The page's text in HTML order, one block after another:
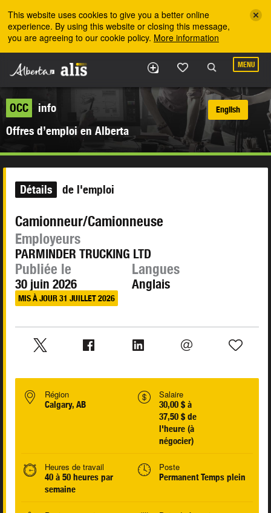
This website uses cookies to give you a better online
experience. By using this website or closing this message,
you are agreeing to our cookie policy. More information
MENU
OCC
info
Offres d’emploi en Alberta
English
Détails de l'emploi
Camionneur/Camionneuse
Employeurs
PARMINDER TRUCKING LTD
Publiée le
30 juin 2026
MIS À JOUR 31 JUILLET 2026
Langues
Anglais
Région
Calgary, AB
Salaire
30,00 $ à
37,50 $ de
l'heure (à
négocier)
Heures de travail
40 à 50 heures par
semaine
Poste
Permanent Temps plein